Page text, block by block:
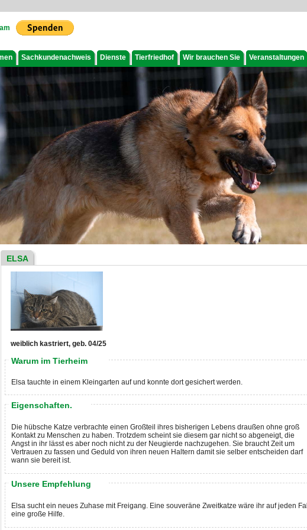
Sachkundenachweis Dienste Tierfriedhof Wir brauchen Sie Veranstaltungen
ELSA
weiblich kastriert, geb. 04/25
Warum im Tierheim
Elsa tauchte in einem Kleingarten auf und konnte dort gesichert werden.
Eigenschaften.
Die hübsche Katze verbrachte einen Großteil ihres bisherigen Lebens draußen ohne groß
Kontakt zu Menschen zu haben. Trotzdem scheint sie diesem gar nicht so abgeneigt, die
Angst in ihr lässt es aber noch nicht zu der Neugierde nachzugehen. Sie braucht Zeit um
Vertrauen zu fassen und Geduld von ihren neuen Haltern damit sie selber entscheiden darf
wann sie bereit ist.
Unsere Empfehlung
Elsa sucht ein neues Zuhase mit Freigang. Eine souveräne Zweitkatze wäre ihr auf jeden Fall
eine große Hilfe.